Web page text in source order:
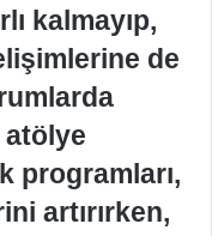
kalmayıp,
de
atölye
programları,
artırırken,